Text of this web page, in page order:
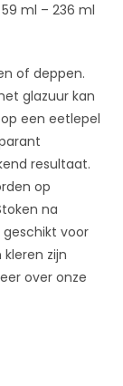
ml – 236 ml
of deppen.
glazuur kan
een eetlepel
resultaat.
op
na
geschikt voor
zijn
over onze